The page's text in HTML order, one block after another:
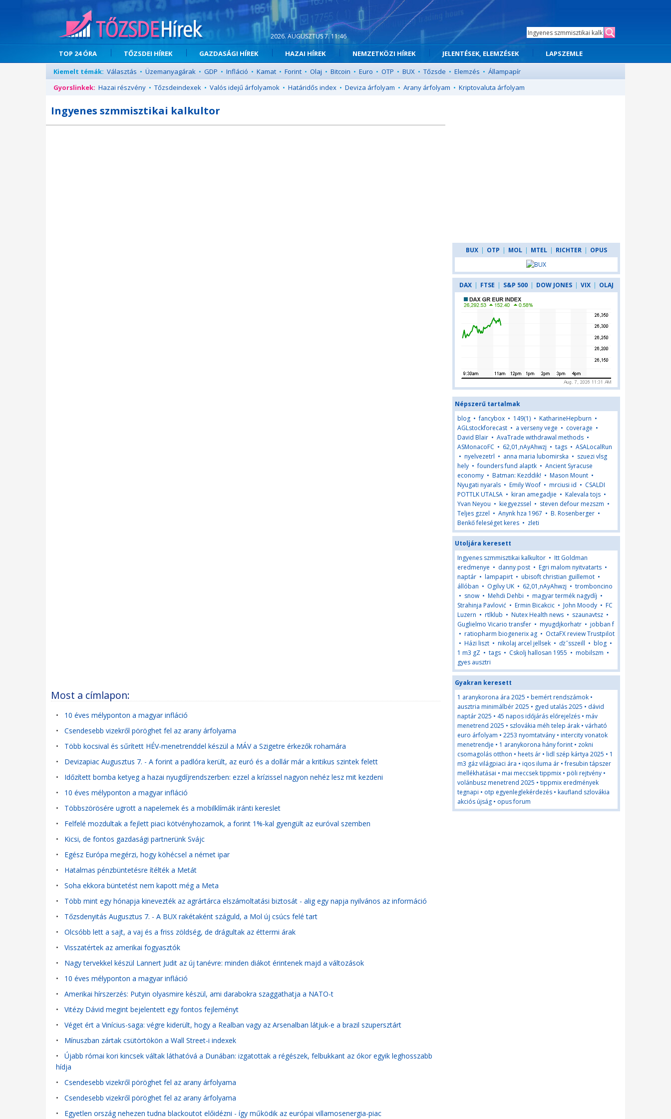
2026. AUGUSZTUS 7. 11:46
TOP 24 ÓRA TŐZSDEI HÍREK GAZDASÁGI HÍREK HAZAI HÍREK NEMZETKÖZI HÍREK JELENTÉSEK, ELEMZÉSEK
LAPSZEMLE
Kiemelt témák: Választás • Üzemanyagárak • GDP • Infláció • Kamat • Forint • Olaj • Bitcoin • Euro • OTP • BUX • Tőzsde • Elemzés • Állampapír
Gyorslinkek: Hazai részvény • Tőzsdeindexek • Valós idejű árfolyamok • Határidős index • Deviza árfolyam • Arany árfolyam • Kriptovaluta árfolyam
Ingyenes szmmisztikai kalkultor
Most a címlapon:
• 10 éves mélyponton a magyar infláció
• Csendesebb vizekről pöröghet fel az arany árfolyama
• Több kocsival és sűrített HÉV-menetrenddel készül a MÁV a Szigetre érkezők rohamára
• Devizapiac Augusztus 7. - A forint a padlóra került, az euró és a dollár már a kritikus szintek felett
• Időzített bomba ketyeg a hazai nyugdíjrendszerben: ezzel a krízissel nagyon nehéz lesz mit kezdeni
• 10 éves mélyponton a magyar infláció
• Többszörösére ugrott a napelemek és a mobilklímák iránti kereslet
• Felfelé mozdultak a fejlett piaci kötvényhozamok, a forint 1%-kal gyengült az euróval szemben
• Kicsi, de fontos gazdasági partnerünk Svájc
• Egész Európa megérzi, hogy köhécsel a német ipar
• Hatalmas pénzbüntetésre ítélték a Metát
• Soha ekkora büntetést nem kapott még a Meta
• Több mint egy hónapja kinevezték az agrártárca elszámoltatási biztosát - alig egy napja nyilvános az információ
• Tőzsdenyitás Augusztus 7. - A BUX rakétaként száguld, a Mol új csúcs felé tart
• Olcsóbb lett a sajt, a vaj és a friss zöldség, de drágultak az éttermi árak
• Visszatértek az amerikai fogyasztók
• Nagy tervekkel készül Lannert Judit az új tanévre: minden diákot érintenek majd a változások
• 10 éves mélyponton a magyar infláció
• Amerikai hírszerzés: Putyin olyasmire készül, ami darabokra szaggathatja a NATO-t
• Vitézy Dávid megint bejelentett egy fontos fejleményt
• Véget ért a Vinícius-saga: végre kiderült, hogy a Realban vagy az Arsenalban látjuk-e a brazil szupersztárt
• Mínuszban zártak csütörtökön a Wall Street-i indexek
• Újabb római kori kincsek váltak láthatóvá a Dunában: izgatottak a régészek, felbukkant az ókor egyik leghosszabb
hídja
• Csendesebb vizekről pöröghet fel az arany árfolyama
• Csendesebb vizekről pöröghet fel az arany árfolyama
• Egyetlen ország nehezen tudna blackoutot előidézni - így működik az európai villamosenergia-piac
BUX | OTP | MOL | MTEL | RICHTER | OPUS
DAX | FTSE | S&P 500 | DOW JONES | VIX | OLAJ
Népszerű tartalmak
blog •fancybox • 149(1) • KatharineHepburn •
AGLstockforecast • a verseny vege • coverage •
David Blair • AvaTrade withdrawal methods •
ASMonacoFC • 62,01,nAyAhwzj • tags • ASALocalRun
• nyelvezetrl • anna maria lubomirska • szuezi vlsg
hely •founders fund alaptk • Ancient Syracuse
economy • Batman: Kezddik! • Mason Mount •
Nyugati nyarals • Emily Woof • mrciusi id • CSALDI
POTTLK UTALSA • kiran amegadjie • Kalevala tojs •
Yvan Neyou • kiegyezssel • steven defour mezszm •
Teljes gzzel • Anynk hza 1967 • B. Rosenberger •
Benkő feleséget keres • zleti
Utoljára keresett
Ingyenes szmmisztikai kalkultor • Itt Goldman
eredmenye • danny post • Egri malom nyitvatarts •
naptár • lampapirt • ubisoft christian guillemot •
állóban • Ogilvy UK • 62,01,nAyAhwzj • tromboncino
• snow • Mehdi Dehbi • magyar termék nagydíj •
Strahinja Pavlović • Ermin Bicakcic • John Moody • FC
Luzern • rtlklub • Nutex Health news • szaunavtsz •
Guglielmo Vicario transfer • myugdjkorhatr • jobban f
• ratiopharm biogenerix ag • OctaFX review Trustpilot
• Házi liszt • nikolaj arcel jellsek • ďż˝sszeill • blog •
1 m3 gZ • tags • Cskolj hallosan 1955 • mobilszm •
gyes ausztri
Gyakran keresett
1 aranykorona ára 2025 • bemért rendszámok •
ausztria minimálbér 2025 • gyed utalás 2025 • dávid
naptár 2025 • 45 napos időjárás előrejelzés • máv
menetrend 2025 • szlovákia méh telep árak • várható
euro árfolyam • 2253 nyomtatvány • intercity vonatok
menetrendje • 1 aranykorona hány forint • zokni
csomagolás otthon • heets ár • lidl szép kártya 2025 • 1
m3 gáz világpiaci ára • iqos iluma ár •fresubin tápszer
mellékhatásai • mai meccsek tippmix • pöli rejtvény •
volánbusz menetrend 2025 • tippmix eredmények
tegnapi • otp egyenleglekérdezés • kaufland szlovákia
akciós újság • opus forum